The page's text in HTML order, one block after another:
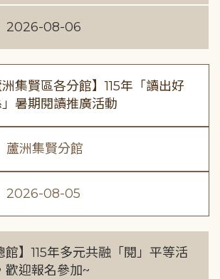
2026-08-06
洲集賢區各分館】115年「讀出好
」暑期閱讀推廣活動
蘆洲集賢分館
2026-08-05
館】115年多元共融「閱」平等活
歡迎報名參加~